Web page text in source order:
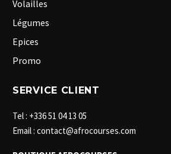
Volailles
Légumes
Epices
Promo
SERVICE CLIENT
Tel : +336 51 04 13 05
Email : contact@afrocourses.com